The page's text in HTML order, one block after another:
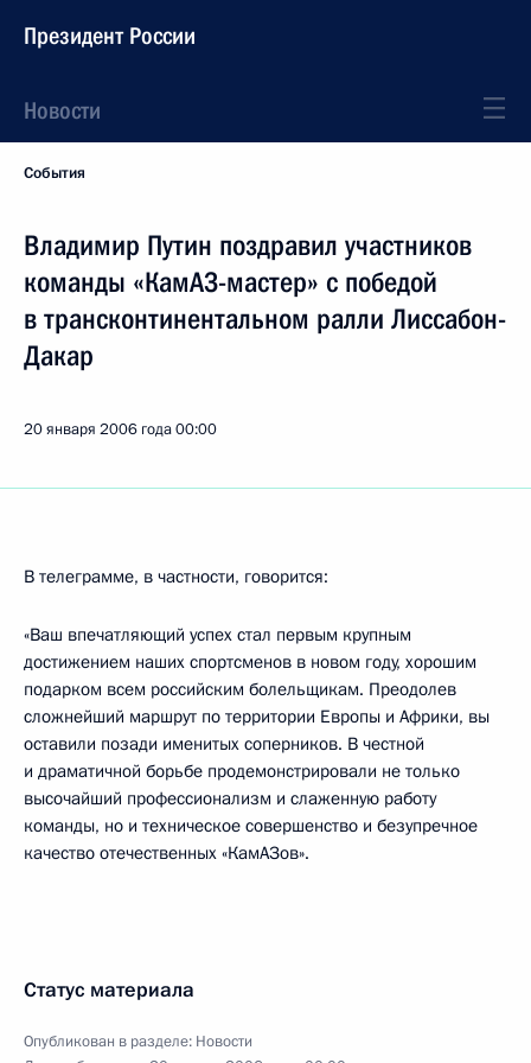
Президент России
Новости
События
Владимир Путин поздравил участников
команды «КамАЗ-мастер» с победой
в трансконтинентальном ралли Лиссабон-
Дакар
20 января 2006 года00:00
В телеграмме, в частности, говорится:
«Ваш впечатляющий успех стал первым крупным
достижением наших спортсменов в новом году, хорошим
подарком всем российским болельщикам. Преодолев
сложнейший маршрут по территории Европы и Африки, вы
оставили позади именитых соперников. В честной
и драматичной борьбе продемонстрировали не только
высочайший профессионализм и слаженную работу
команды, но и техническое совершенство и безупречное
качество отечественных «КамАЗов».
Статус материала
Опубликован в разделе: Новости